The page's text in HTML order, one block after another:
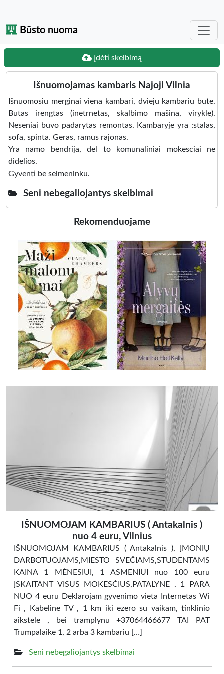
Būsto nuoma
Įdėti skelbimą
Išnuomojamas kambaris Najoji Vilnia
Išnuomosiu merginai viena kambari, dvieju kambariu bute.
Butas irengtas (inetrnetas, skalbimo mašina, virykle).
Neseniai buvo padarytas remontas. Kambaryje yra :stalas,
sofa, spinta. Geras, ramus rajonas.
Yra namo bendrija, del to komunaliniai mokesciai ne
didelios.
Gyventi be seimeninku.
Seni nebegaliojantys skelbimai
Rekomenduojame
IŠNUOMOJAM KAMBARIUS ( Antakalnis )
nuo 4 euru, Vilnius
IŠNUOMOJAM KAMBARIUS ( Antakalnis ), ĮMONIŲ
DARBOTUOJAMS,MIESTO SVEČIAMS,STUDENTAMS
KAINA 1 MĖNESIUI, 1 ASMENIUI nuo 100 euru
ĮSKAITANT VISUS MOKESČIUS,PATALYNE . 1 PARA
NUO 4 euru Deklarojam gyvenimo vieta Internetas Wi
Fi , Kabeline TV , 1 km iki ezero su vaikam, tinklinio
aikstele , bei tramplynu +37064466677 TAI PAT
Trumpalaike 1, 2 arba 3 kambariu […]
Seni nebegaliojantys skelbimai